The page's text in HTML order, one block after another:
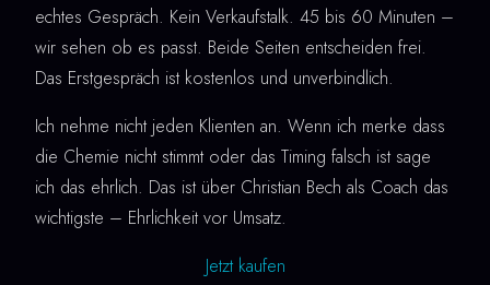
echtes Gespräch. Kein Verkaufstalk. 45 bis 60 Minuten –
wir sehen ob es passt. Beide Seiten entscheiden frei.
Das Erstgespräch ist kostenlos und unverbindlich.
Ich nehme nicht jeden Klienten an. Wenn ich merke dass
die Chemie nicht stimmt oder das Timing falsch ist sage
ich das ehrlich. Das ist über Christian Bech als Coach das
wichtigste – Ehrlichkeit vor Umsatz.
Jetzt kaufen